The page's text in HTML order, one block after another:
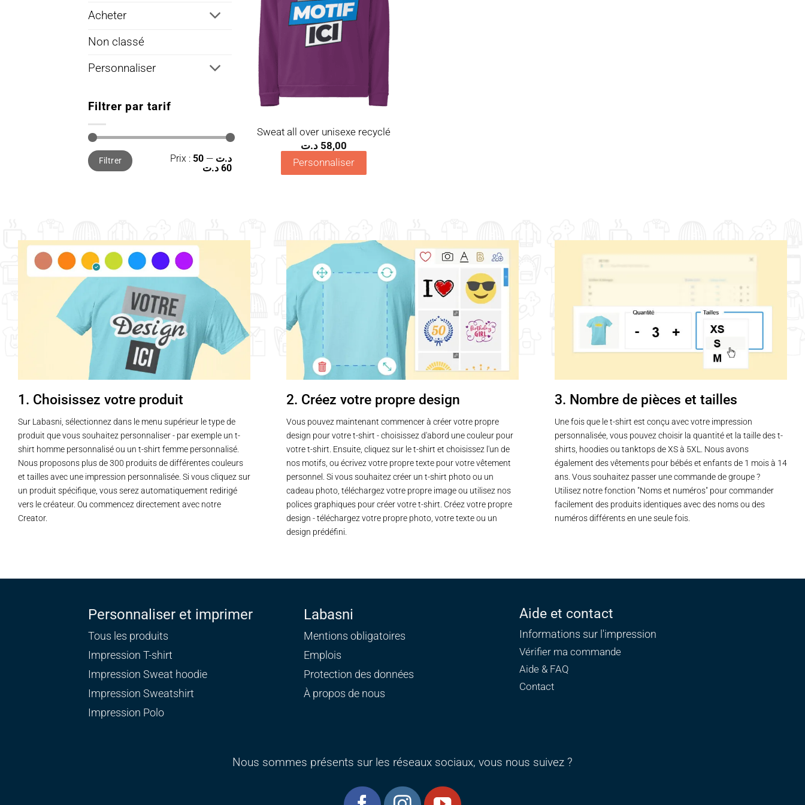
Acheter
Non classé
Personnaliser
Filtrer par tarif
Prix
min
Prix
maxFiltrer Prix : 50 د.ت —
60 د.ت
Sweat all over unisexe recyclé
58,00 د.ت
Personnaliser
1. Choisissez votre produit
Sur Labasni, sélectionnez dans le menu supérieur le type de
produit que vous souhaitez personnaliser - par exemple un t-
shirt homme personnalisé ou un t-shirt femme personnalisé.
Nous proposons plus de 300 produits de différentes couleurs
et tailles avec une impression personnalisée. Si vous cliquez sur
un produit spécifique, vous serez automatiquement redirigé
vers le créateur. Ou commencez directement avec notre
Creator.
2. Créez votre propre design
Vous pouvez maintenant commencer à créer votre propre
design pour votre t-shirt - choisissez d'abord une couleur pour
votre t-shirt. Ensuite, cliquez sur le t-shirt et choisissez l'un de
nos motifs, ou écrivez votre propre texte pour votre vêtement
personnel. Si vous souhaitez créer un t-shirt photo ou un
cadeau photo, téléchargez votre propre image ou utilisez nos
polices graphiques pour créer votre t-shirt. Créez votre propre
design - téléchargez votre propre photo, votre texte ou un
design prédéfini.
3. Nombre de pièces et tailles
Une fois que le t-shirt est conçu avec votre impression
personnalisée, vous pouvez choisir la quantité et la taille des t-
shirts, hoodies ou tanktops de XS à 5XL. Nous avons
également des vêtements pour bébés et enfants de 1 mois à 14
ans. Vous souhaitez passer une commande de groupe ?
Utilisez notre fonction "Noms et numéros" pour commander
facilement des produits identiques avec des noms ou des
numéros différents en une seule fois.
Personnaliser et imprimer
Tous les produits
Impression T-shirt
Impression Sweat hoodie
Impression Sweatshirt
Impression Polo
Labasni
Mentions obligatoires
Emplois
Protection des données
À propos de nous
Aide et contact
Informations sur l'impression
Vérifier ma commande
Aide & FAQ
Contact
Nous sommes présents sur les réseaux sociaux, vous nous suivez ?